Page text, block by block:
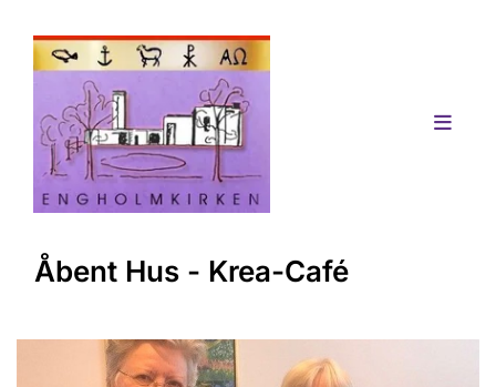
Åbent Hus - Krea-Café